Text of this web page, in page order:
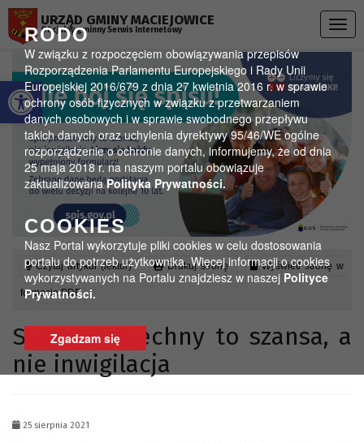
Otwórz pasek narzędzi
RODO
W związku z rozpoczęciem obowiązywania przepisów
Rozporządzenia Parlamentu Europejskiego i Rady Unii
Europejskiej 2016/679 z dnia 27 kwietnia 2016 r. w sprawie
ochrony osób fizycznych w związku z przetwarzaniem
danych osobowych i w sprawie swobodnego przepływu
takich danych oraz uchylenia dyrektywy 95/46/WE ogólne
rozporządzenie o ochronie danych, informujemy, że od dnia
25 maja 2018 r. na naszym portalu obowiązuje
zaktualizowanaPolityka Prywatności.
COOKIES
Nasz Portal wykorzytuje pliki cookies w celu dostosowania
portalu do potrzeb użytkownika. Więcej informacji o cookies
wykorzystywanych na Portalu znajdziesz w naszej Polityce
Prywatności.
Zgadzam się
URZĄD GMINY MACIEJOWICE
Oficjalny gminny Serwis Internetowy
Czytaj artykuł (lektor) Drukuj stronę Wyświetl stronę w
formacie PDF
Spis powszechny to szansa, a
nie inwigilacja
25 sierpnia 2021